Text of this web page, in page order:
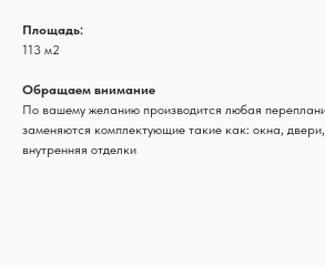
Площадь:
113 м2
Обращаем внимание
По вашему желанию производится любая
заменяются комплектующие такие как: окна,
внутренняя отделки